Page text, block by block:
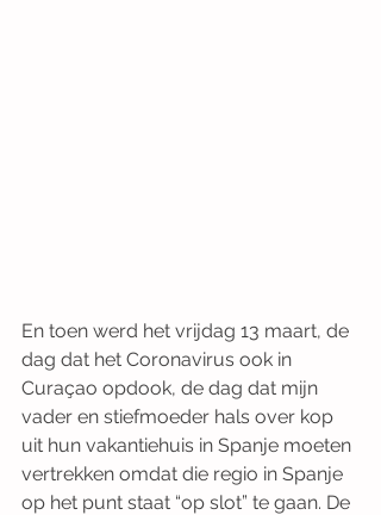
En toen werd het vrijdag 13 maart, de
dag dat het Coronavirus ook in
Curaçao opdook, de dag dat mijn
vader en stiefmoeder hals over kop
uit hun vakantiehuis in Spanje moeten
vertrekken omdat die regio in Spanje
op het punt staat “op slot” te gaan. De